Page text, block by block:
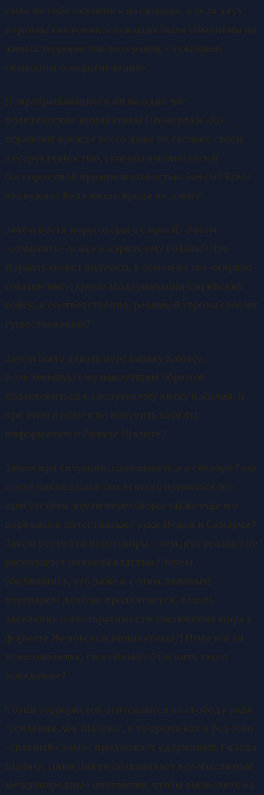
сами по себе оказались на свободе, а тела двух
израильских военнослужащих были обменены на
живых террористов-ветеранов, служивших
символом «сопротивления».
политические инициативы Ольмерта и «Ко»
поражают прежде всего даже не столько своей
деструктивностью, сколько именно своей
бескорыстной иррациональностью. Зачем? Кому
Зачем вести переговоры с Сирией? Зачем
«отмывать» Асада и дарить ему Голаны? Что
Израиль может получить в обмен на это «мирное
соглашение», кроме модернизации Сирийских
войск, и соответственно, реальной угрозы своему
Зачем было давать передышку Хамасу,
позволившую ему наилучшим образом
подготовиться к следующему витку насилия, и
при этом в обмен не получить хотя бы
информацию о Гиладе Шалите?
Зачем при ситуации, сложившейся в секторе Газа
после ликвидации там всякого израильского
передаче в палестинские руки Иудеи и Самарии?
Зачем вести эти переговоры с тем, кто реально не
располагает никакой властью? Зачем,
убедившись, что даже и с этим липовым
партнером дело не продвигается, делать
заявления о неотвратимости заключения мира в
формате Женевской инициативы?! Имеется ли
психоаналитик, способный объяснить такое
"усиления Абу-Мазена", в то время как и без того
«сильный» Хамас продолжает удерживать Гилада
Шалита. Ципи Ливни обзванивает все мыслимые
международные инстанции, чтобы вызволить из